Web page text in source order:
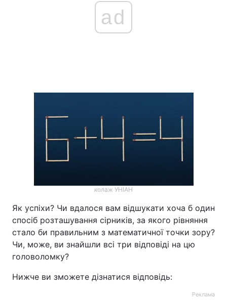
ad
колаж УНІАН
Як успіхи? Чи вдалося вам відшукати хоча б один
спосіб розташування сірників, за якого рівняння
стало би правильним з математичної точки зору?
Чи, може, ви знайшли всі три відповіді на цю
головоломку?
Нижче ви зможете дізнатися відповідь:
Реклама